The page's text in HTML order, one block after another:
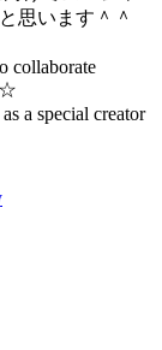
思います＾＾
collaborate
☆
a special creator